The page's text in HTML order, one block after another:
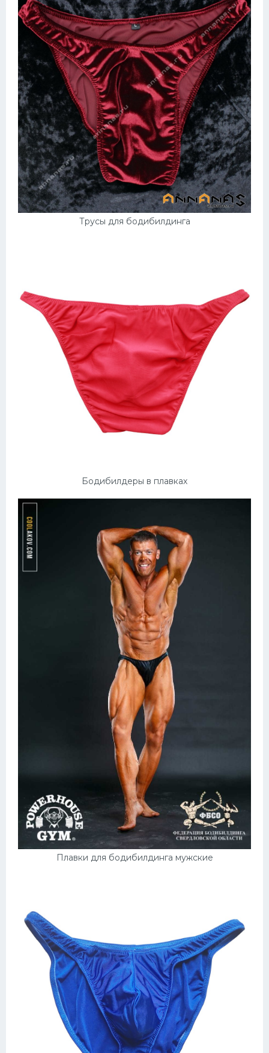
Трусы для бодибилдинга
Бодибилдеры в плавках
Плавки для бодибилдинга мужские